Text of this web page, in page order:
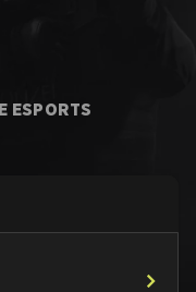
ESPORTS